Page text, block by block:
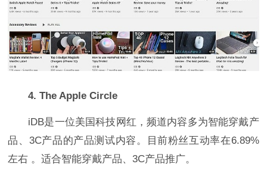
4. The Apple Circle
iDB是一位美国科技网红，频道内容多为智能穿戴产
品、3C产品的产品测试内容。目前粉丝互动率在6.89%
左右 。适合智能穿戴产品、3C产品推广。